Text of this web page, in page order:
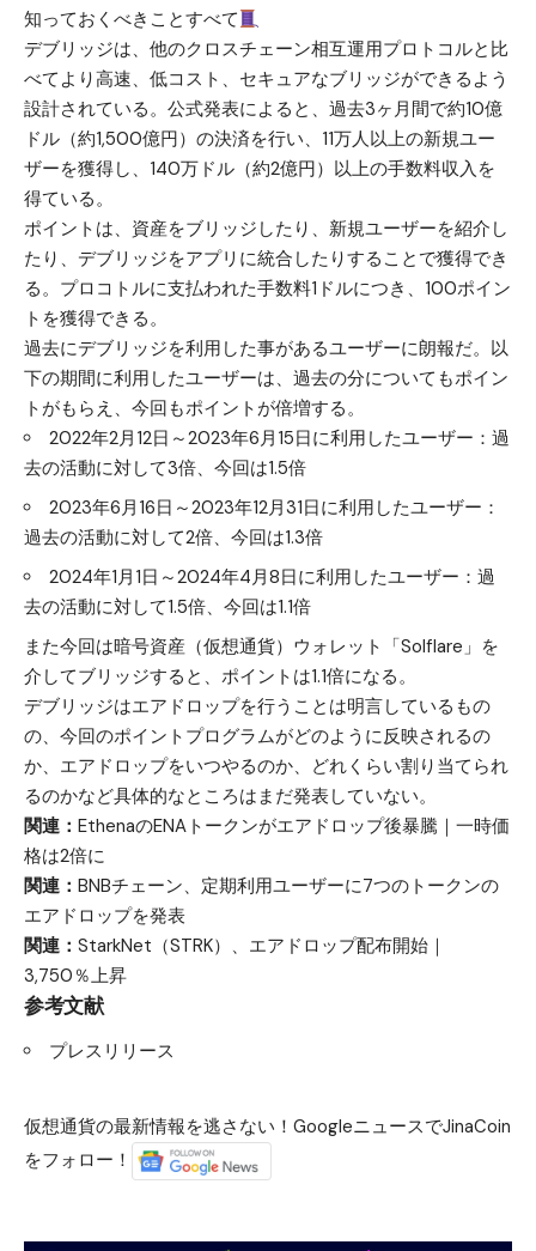
知っておくべきことすべて
デブリッジは、他のクロスチェーン相互運用プロトコルと比
べてより高速、低コスト、セキュアなブリッジができるよう
設計されている。公式発表によると、過去3ヶ月間で約10億
ドル（約1,500億円）の決済を行い、11万人以上の新規ユー
ザーを獲得し、140万ドル（約2億円）以上の手数料収入を
得ている。
ポイントは、資産をブリッジしたり、新規ユーザーを紹介し
たり、デブリッジをアプリに統合したりすることで獲得でき
る。プロコトルに支払われた手数料1ドルにつき、100ポイン
トを獲得できる。
過去にデブリッジを利用した事があるユーザーに朗報だ。以
下の期間に利用したユーザーは、過去の分についてもポイン
トがもらえ、今回もポイントが倍増する。
2022年2月12日～2023年6月15日に利用したユーザー：過
去の活動に対して3倍、今回は1.5倍
2023年6月16日～2023年12月31日に利用したユーザー：
過去の活動に対して2倍、今回は1.3倍
2024年1月1日～2024年4月8日に利用したユーザー：過
去の活動に対して1.5倍、今回は1.1倍
また今回は暗号資産（仮想通貨）ウォレット「Solflare」を
介してブリッジすると、ポイントは1.1倍になる。
デブリッジはエアドロップを行うことは明言しているもの
の、今回のポイントプログラムがどのように反映されるの
か、エアドロップをいつやるのか、どれくらい割り当てられ
るのかなど具体的なところはまだ発表していない。
関連： EthenaのENAトークンがエアドロップ後暴騰｜一時価
格は2倍に
関連： BNBチェーン、定期利用ユーザーに7つのトークンの
エアドロップを発表
関連： StarkNet（STRK）、エアドロップ配布開始｜
3,750％上昇
参考文献
プレスリリース
仮想通貨の最新情報を逃さない！GoogleニュースでJinaCoin
をフォロー！